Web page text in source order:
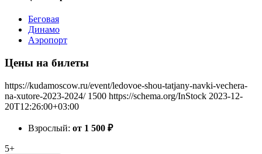
Беговая
Динамо
Аэропорт
Цены на билеты
https://kudamoscow.ru/event/ledovoe-shou-tatjany-navki-vechera-
na-xutore-2023-2024/ 1500 https://schema.org/InStock 2023-12-
20T12:26:00+03:00
Взрослый: от 1 500 ₽
5+